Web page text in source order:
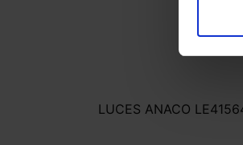
LUCES ANACO